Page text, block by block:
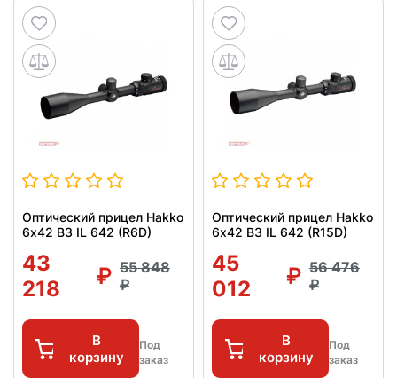
Оптический прицел Hakko
6х42 B3 IL 642 (R6D)
43
218
55 848
В
корзину
Под
заказ
Оптический прицел Hakko
6х42 B3 IL 642 (R15D)
45
012
56 476
В
корзину
Под
заказ